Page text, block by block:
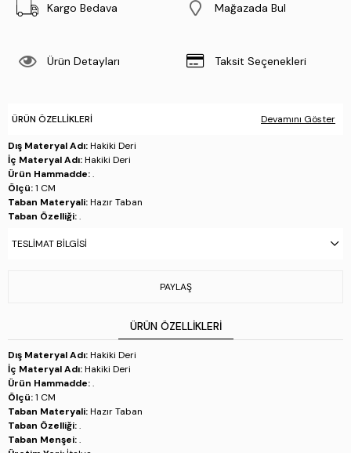
Kargo Bedava Mağazada Bul
Ürün Detayları Taksit Seçenekleri
ÜRÜN ÖZELLIKLERI Devamını Göster
Dış Materyal Adı:Hakiki Deri
İç Materyal Adı:Hakiki Deri
Ürün Hammadde:.
Ölçü:1 CM
Taban Materyali:Hazır Taban
Taban Özelliği:.
Üretim Yeri:İtalya
TESLIMAT BILGISI
PAYLAŞ
ÜRÜN ÖZELLIKLERI
Dış Materyal Adı:Hakiki Deri
İç Materyal Adı:Hakiki Deri
Ürün Hammadde:.
Ölçü:1 CM
Taban Materyali:Hazır Taban
Taban Özelliği:.
Taban Menşei:.